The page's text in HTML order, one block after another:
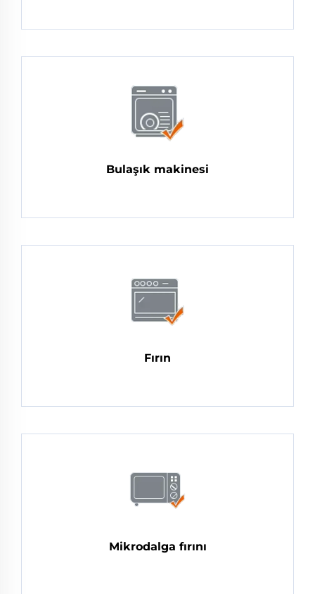
Bulaşık makinesi
Fırın
Mikrodalga fırını